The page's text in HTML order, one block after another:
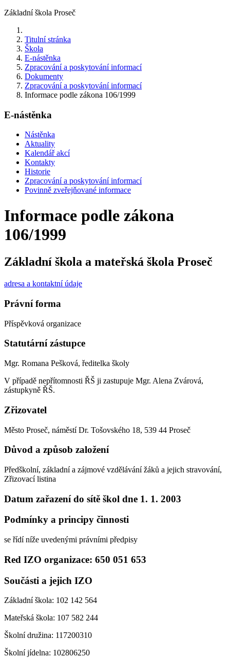
Základní škola Proseč
Titulní stránka
Škola
E-nástěnka
Zpracování a poskytování informací
Dokumenty
Zpracování a poskytování informací
Informace podle zákona 106/1999
E-nástěnka
Nástěnka
Aktuality
Kalendář akcí
Kontakty
Historie
Zpracování a poskytování informací
Povinně zveřejňované informace
Informace podle zákona
106/1999
Základní škola a mateřská škola Proseč
adresa a kontaktní údaje
Právní forma
Příspěvková organizace
Statutární zástupce
Mgr. Romana Pešková, ředitelka školy
V případě nepřítomnosti ŘŠ ji zastupuje Mgr. Alena Zvárová,
zástupkyně ŘŠ.
Zřizovatel
Město Proseč, náměstí Dr. Tošovského 18, 539 44 Proseč
Důvod a způsob založení
Předškolní, základní a zájmové vzdělávání žáků a jejich stravování,
Zřizovací listina
Datum zařazení do sítě škol dne 1. 1. 2003
Podmínky a principy činnosti
se řídí níže uvedenými právními předpisy
Red IZO organizace: 650 051 653
Součásti a jejich IZO
Základní škola: 102 142 564
Mateřská škola: 107 582 244
Školní družina: 117200310
Školní jídelna: 102806250